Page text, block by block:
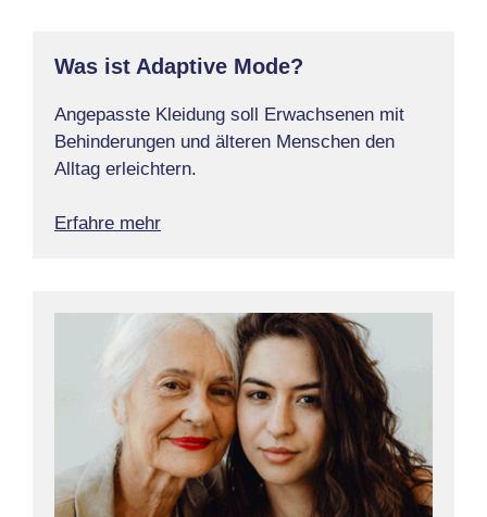
Was ist Adaptive Mode?
Angepasste Kleidung soll Erwachsenen mit
Behinderungen und älteren Menschen den
Alltag erleichtern.
Erfahre mehr